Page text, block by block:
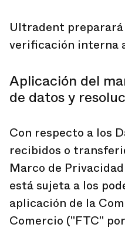
Ultradent
verificación interna
Aplicación del
de datos y
Con respecto a los
recibidos o
Marco de
está sujeta a los
aplicación de la
Comercio ("FTC"